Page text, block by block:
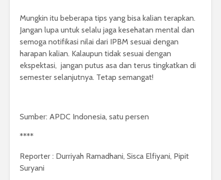
Mungkin itu beberapa tips yang bisa kalian terapkan.
Jangan lupa untuk selalu jaga kesehatan mental dan
semoga notifikasi nilai dari IPBM sesuai dengan
harapan kalian. Kalaupun tidak sesuai dengan
ekspektasi, jangan putus asa dan terus tingkatkan di
semester selanjutnya. Tetap semangat!
Sumber: APDC Indonesia, satu persen
****
Reporter : Durriyah Ramadhani, Sisca Elfiyani, Pipit
Suryani